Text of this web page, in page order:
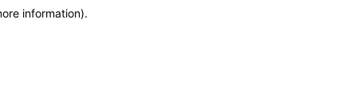
information).